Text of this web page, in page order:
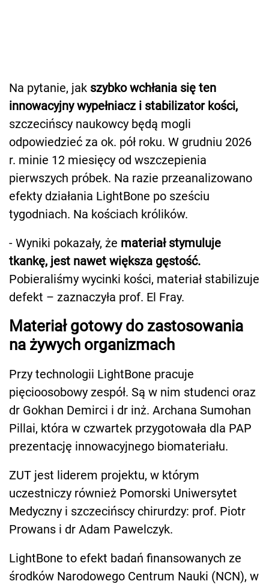
Na pytanie, jak szybko wchłania się ten
innowacyjny wypełniacz i stabilizator kości,
szczecińscy naukowcy będą mogli
odpowiedzieć za ok. pół roku. W grudniu 2026
r. minie 12 miesięcy od wszczepienia
pierwszych próbek. Na razie przeanalizowano
efekty działania LightBone po sześciu
tygodniach. Na kościach królików.
- Wyniki pokazały, że materiał stymuluje
tkankę, jest nawet większa gęstość.
Pobieraliśmy wycinki kości, materiał stabilizuje
defekt – zaznaczyła prof. El Fray.
Materiał gotowy do zastosowania
na żywych organizmach
Przy technologii LightBone pracuje
pięcioosobowy zespół. Są w nim studenci oraz
dr Gokhan Demirci i dr inż. Archana Sumohan
Pillai, która w czwartek przygotowała dla PAP
prezentację innowacyjnego biomateriału.
ZUT jest liderem projektu, w którym
uczestniczy również Pomorski Uniwersytet
Medyczny i szczecińscy chirurdzy: prof. Piotr
Prowans i dr Adam Pawelczyk.
LightBone to efekt badań finansowanych ze
środków Narodowego Centrum Nauki (NCN), w